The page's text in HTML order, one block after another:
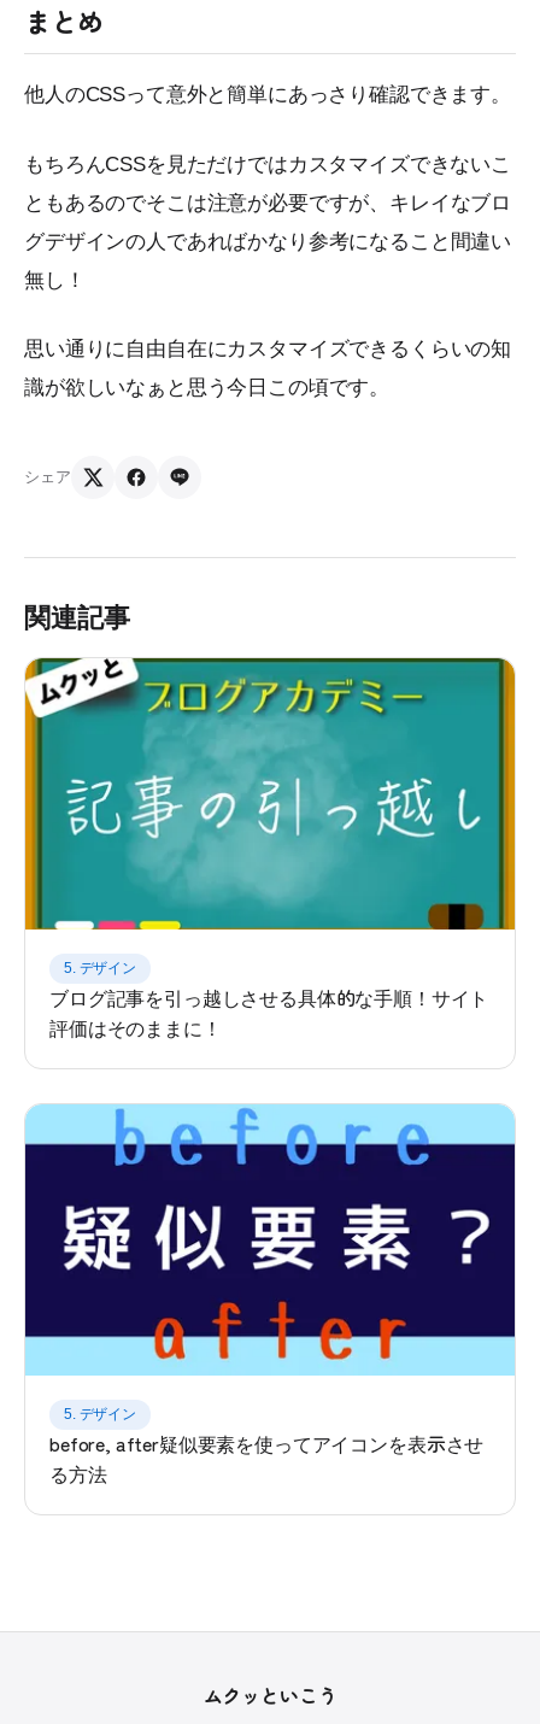
まとめ
他人のCSSって意外と簡単にあっさり確認できます。
もちろんCSSを見ただけではカスタマイズできないこ
ともあるのでそこは注意が必要ですが、キレイなブロ
グデザインの人であればかなり参考になること間違い
無し！
思い通りに自由自在にカスタマイズできるくらいの知
識が欲しいなぁと思う今日この頃です。
シェア
関連記事
5. デザイン
ブログ記事を引っ越しさせる具体的な手順！サイト
評価はそのままに！
5. デザイン
before, after疑似要素を使ってアイコンを表示させ
る方法
ムクッといこう